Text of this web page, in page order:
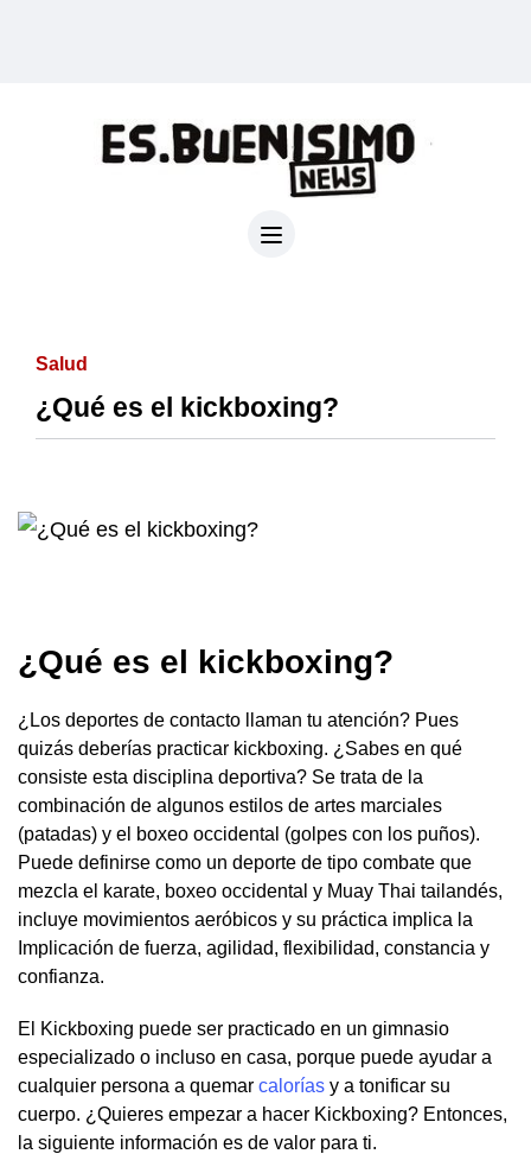
Salud
¿Qué es el kickboxing?
¿Qué es el kickboxing?
¿Los deportes de contacto llaman tu atención? Pues
quizás deberías practicar kickboxing. ¿Sabes en qué
consiste esta disciplina deportiva? Se trata de la
combinación de algunos estilos de artes marciales
(patadas) y el boxeo occidental (golpes con los puños).
Puede definirse como un deporte de tipo combate que
mezcla el karate, boxeo occidental y Muay Thai tailandés,
incluye movimientos aeróbicos y su práctica implica la
Implicación de fuerza, agilidad, flexibilidad, constancia y
confianza.
El Kickboxing puede ser practicado en un gimnasio
especializado o incluso en casa, porque puede ayudar a
cualquier persona a quemar calorías y a tonificar su
cuerpo. ¿Quieres empezar a hacer Kickboxing? Entonces,
la siguiente información es de valor para ti.